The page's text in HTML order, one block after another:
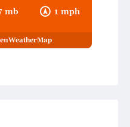
mb 1 mph